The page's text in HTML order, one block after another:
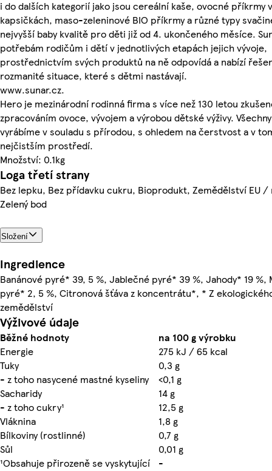
i do dalších kategorií jako jsou cereální kaše, ovocné příkrmy v
kapsičkách, maso-zeleninové BIO příkrmy a různé typy
nejvyšší baby kvalitě pro děti již od 4. ukončeného měsíce.
potřebám rodičům i dětí v jednotlivých etapách jejich vývoje,
prostřednictvím svých produktů na ně odpovídá a nabízí
rozmanité situace, které s dětmi nastávají.
www.sunar.cz.
Hero je mezinárodní rodinná firma s více než 130 letou
zpracováním ovoce, vývojem a výrobou dětské výživy.
vyrábíme v souladu s přírodou, s ohledem na čerstvost a v
nejčistším prostředí.
Množství: 0.1kg
Loga třetí strany
Bez lepku, Bez přídavku cukru, Bioprodukt, Zemědělství EU /
Zelený bod
Složení
Ingredience
Banánové pyré* 39, 5 %, Jablečné pyré* 39 %, Jahody* 19 %,
pyré* 2, 5 %, Citronová šťáva z koncentrátu*, * Z
zemědělství
Výživové údaje
Běžné hodnoty
na 100 g výrobku
Energie
275 kJ / 65 kcal
Tuky
0,3 g
- z toho nasycené mastné kyseliny
<0,1 g
Sacharidy
14 g
- z toho cukry¹
12,5 g
Vláknina
1,8 g
Bílkoviny (rostlinné)
0,7 g
Sůl
0,01 g
¹Obsahuje přirozeně se vyskytující
-